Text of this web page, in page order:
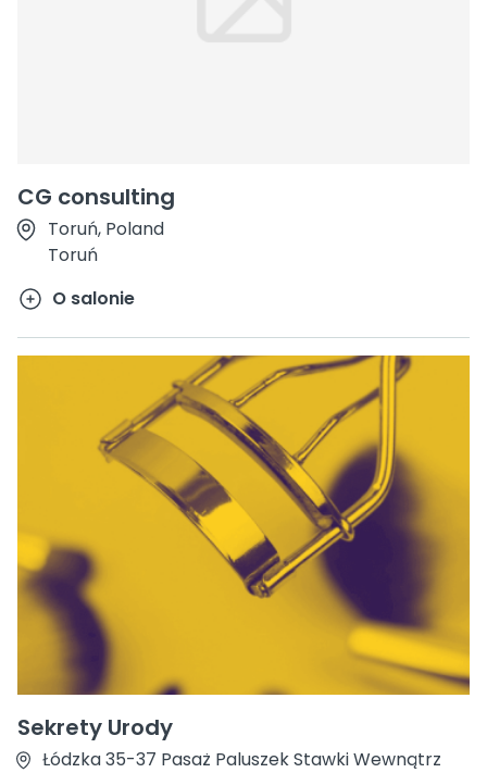
CG consulting
Toruń, Poland
Toruń
O salonie
Sekrety Urody
Łódzka 35-37 Pasaż Paluszek Stawki Wewnątrz